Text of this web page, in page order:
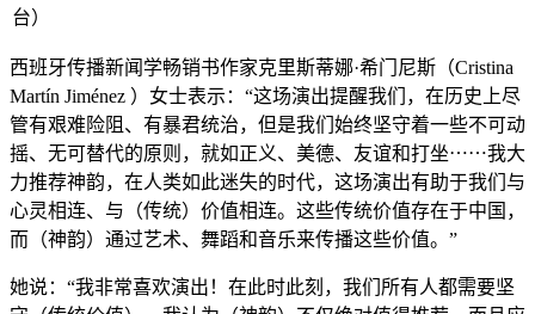
台）
西班牙传播新闻学畅销书作家克里斯蒂娜·希门尼斯（Cristina
Martín Jiménez ）女士表示：“这场演出提醒我们，在历史上尽
管有艰难险阻、有暴君统治，但是我们始终坚守着一些不可动
摇、无可替代的原则，就如正义、美德、友谊和打坐⋯⋯我大
力推荐神韵，在人类如此迷失的时代，这场演出有助于我们与
心灵相连、与（传统）价值相连。这些传统价值存在于中国，
而（神韵）通过艺术、舞蹈和音乐来传播这些价值。”
她说：“我非常喜欢演出！在此时此刻，我们所有人都需要坚